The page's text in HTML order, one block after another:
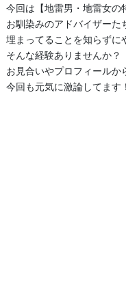
今回は【地雷男・地雷女の
お馴染みのアドバイザーた
埋まってることを知らず
そんな経験ありませんか？
お見合いやプロフィールか
今回も元気に激論してます！